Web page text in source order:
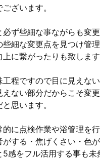
ざいます。
必ず些細な事ながらも変
些細な変更点を見つけ管
に繋がったりも致します
工程ですので目に見えな
えない部分だからこそ変
思います。
に点検作業や浴管理を行
がする・焦げくさい・色
5感をフル活用する事も未